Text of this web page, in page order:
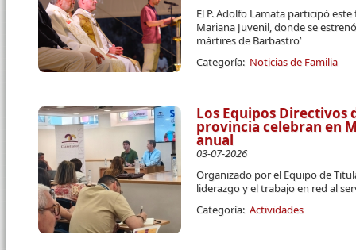
El P. Adolfo Lamata participó
Mariana Juvenil, donde se
mártires de Barbastro’
Categoría: Noticias de Familia
Los Equipos Directivos
provincia celebran en
anual
03-07-2026
Organizado por el Equipo de
liderazgo y el trabajo en red al
Categoría: Actividades